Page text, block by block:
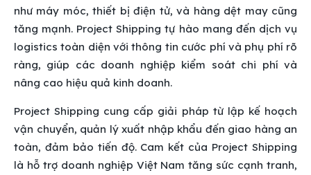
như máy móc, thiết bị điện tử, và hàng dệt may cũng
tăng mạnh. Project Shipping tự hào mang đến dịch vụ
logistics toàn diện với thông tin cước phí và phụ phí rõ
ràng, giúp các doanh nghiệp kiểm soát chi phí và
nâng cao hiệu quả kinh doanh.
Project Shipping cung cấp giải pháp từ lập kế hoạch
vận chuyển, quản lý xuất nhập khẩu đến giao hàng an
toàn, đảm bảo tiến độ. Cam kết của Project Shipping
là hỗ trợ doanh nghiệp Việt Nam tăng sức cạnh tranh,